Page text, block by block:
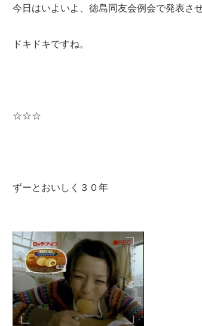
今日はいよいよ、徳島同友会例会で発表さ
ドキドキですね。
☆☆☆
ずーとおいしく３０年